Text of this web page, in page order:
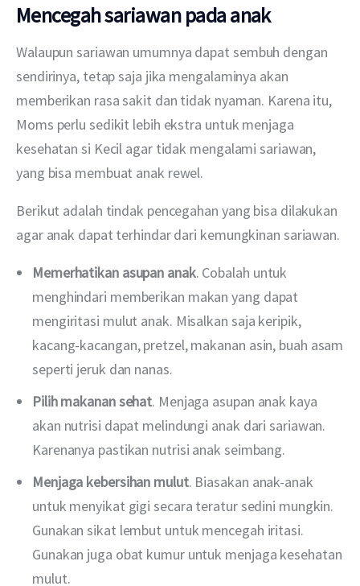
Mencegah sariawan pada anak
Walaupun sariawan umumnya dapat sembuh dengan
sendirinya, tetap saja jika mengalaminya akan
memberikan rasa sakit dan tidak nyaman. Karena itu,
Moms perlu sedikit lebih ekstra untuk menjaga
kesehatan si Kecil agar tidak mengalami sariawan,
yang bisa membuat anak rewel.
Berikut adalah tindak pencegahan yang bisa dilakukan
agar anak dapat terhindar dari kemungkinan sariawan.
Memerhatikan asupan anak. Cobalah untuk
menghindari memberikan makan yang dapat
mengiritasi mulut anak. Misalkan saja keripik,
kacang-kacangan, pretzel, makanan asin, buah asam
seperti jeruk dan nanas.
Pilih makanan sehat. Menjaga asupan anak kaya
akan nutrisi dapat melindungi anak dari sariawan.
Karenanya pastikan nutrisi anak seimbang.
Menjaga kebersihan mulut. Biasakan anak-anak
untuk menyikat gigi secara teratur sedini mungkin.
Gunakan sikat lembut untuk mencegah iritasi.
Gunakan juga obat kumur untuk menjaga kesehatan
mulut.